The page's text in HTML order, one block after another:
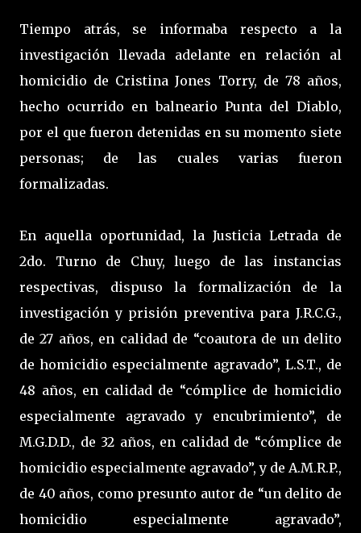
Tiempo atrás, se informaba respecto a la
investigación llevada adelante en relación al
homicidio de Cristina Jones Torry, de 78 años,
hecho ocurrido en balneario Punta del Diablo,
por el que fueron detenidas en su momento siete
personas; de las cuales varias fueron
formalizadas.
En aquella oportunidad, la Justicia Letrada de
2do. Turno de Chuy, luego de las instancias
respectivas, dispuso la formalización de la
investigación y prisión preventiva para J.R.C.G.,
de 27 años, en calidad de “coautora de un delito
de homicidio especialmente agravado”, L.S.T., de
48 años, en calidad de “cómplice de homicidio
especialmente agravado y encubrimiento”, de
M.G.D.D., de 32 años, en calidad de “cómplice de
homicidio especialmente agravado”, y de A.M.R.P.,
de 40 años, como presunto autor de “un delito de
homicidio especialmente agravado”,